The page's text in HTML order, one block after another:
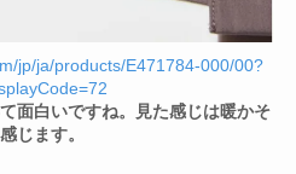
jp/ja/products/E471784-000/00?
面白いですね。見た感じは暖かそ
じます。